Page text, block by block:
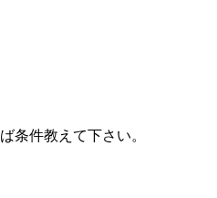
条件教えて下さい。